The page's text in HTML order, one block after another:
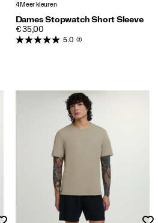
4 Meer kleuren
Dames Stopwatch Short Sleeve
PRICE
€ 35,00
5.0 (3)